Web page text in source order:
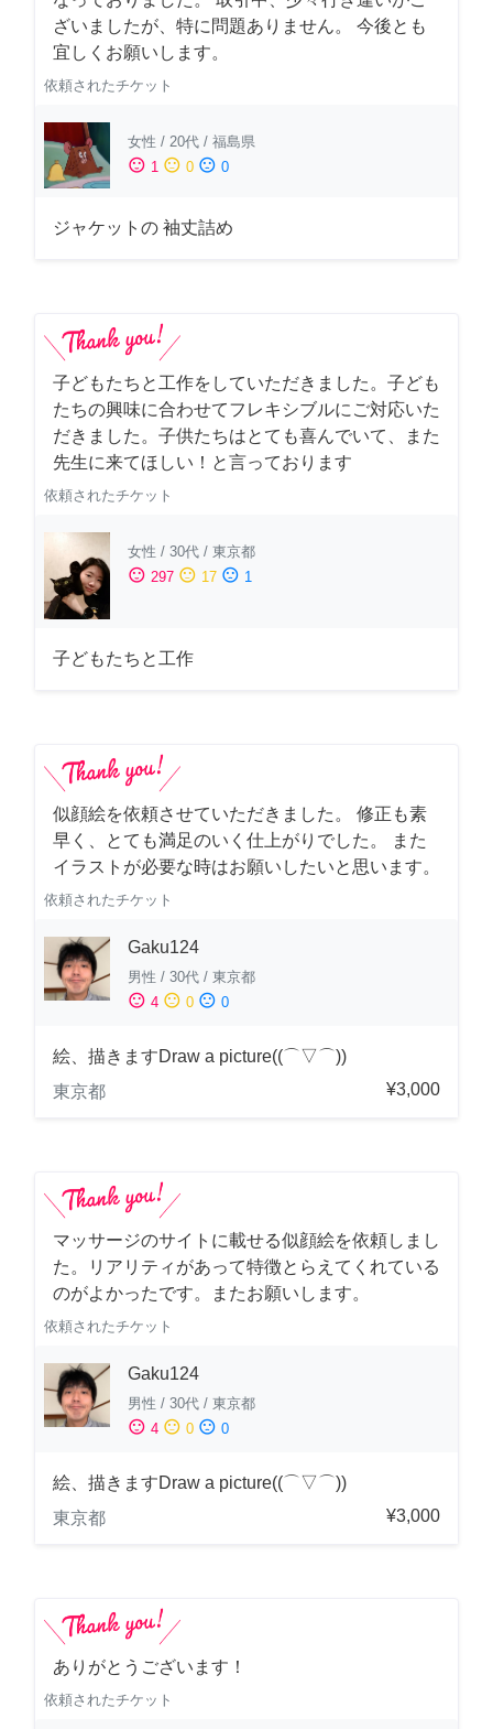
ざいましたが、特に問題ありません。 今後とも
宜しくお願いします。
依頼されたチケット
女性 / 20代 / 福島県
sentiment_satisfied 1 sentiment_neutral 0 sentiment_dissatisfied 0
ジャケットの 袖丈詰め
子どもたちと工作をしていただきました。子ども
たちの興味に合わせてフレキシブルにご対応いた
だきました。子供たちはとても喜んでいて、また
先生に来てほしい！と言っております
依頼されたチケット
女性 / 30代 / 東京都
sentiment_satisfied 297 sentiment_neutral 17 sentiment_dissatisfied 1
子どもたちと工作
似顔絵を依頼させていただきました。 修正も素
早く、とても満足のいく仕上がりでした。 また
イラストが必要な時はお願いしたいと思います。
依頼されたチケット
Gaku124
男性 / 30代 / 東京都
sentiment_satisfied 4 sentiment_neutral 0 sentiment_dissatisfied 0
絵、描きますDraw a picture((⌒▽⌒))
東京都
¥3,000
マッサージのサイトに載せる似顔絵を依頼しまし
た。リアリティがあって特徴とらえてくれている
のがよかったです。またお願いします。
依頼されたチケット
Gaku124
男性 / 30代 / 東京都
sentiment_satisfied 4 sentiment_neutral 0 sentiment_dissatisfied 0
絵、描きますDraw a picture((⌒▽⌒))
東京都
¥3,000
ありがとうございます！
依頼されたチケット